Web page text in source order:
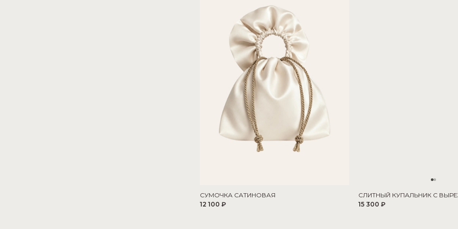
СУМОЧКА САТИНОВАЯ
12 100 ₽
СЛИТНЫЙ КУПАЛЬНИК С
15 300 ₽